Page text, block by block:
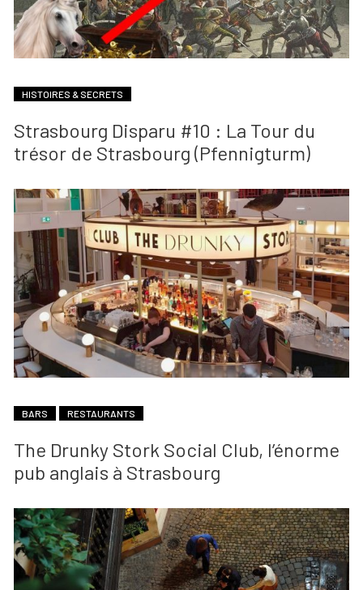
HISTOIRES & SECRETS
Strasbourg Disparu #10 : La Tour du
trésor de Strasbourg (Pfennigturm)
BARS RESTAURANTS
The Drunky Stork Social Club, l’énorme
pub anglais à Strasbourg